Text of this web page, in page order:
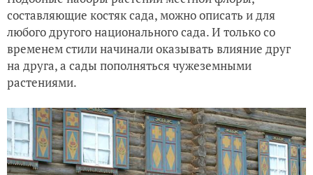
составляющие костяк сада, можно описать и для
любого другого национального сада. И только со
временем стили начинали оказывать влияние друг
на друга, а сады пополняться чужеземными
растениями.